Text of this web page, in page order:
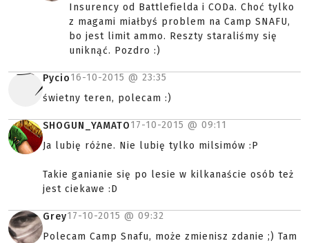
Insurency od Battlefielda i CODa. Choć tylko
z magami miałbyś problem na Camp SNAFU,
bo jest limit ammo. Reszty staraliśmy się
uniknąć. Pozdro :)
Pycio16-10-2015 @ 23:35
świetny teren, polecam :)
SHOGUN_YAMATO17-10-2015 @ 09:11
Ja lubię różne. Nie lubię tylko milsimów :P
Takie ganianie się po lesie w kilkanaście osób też
jest ciekawe :D
Grey17-10-2015 @ 09:32
Polecam Camp Snafu, może zmienisz zdanie ;) Tam